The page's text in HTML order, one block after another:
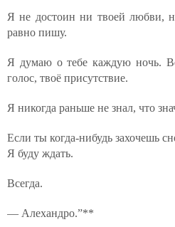
Я не достоин ни твоей любви,
равно пишу.
Я думаю о тебе каждую ночь.
голос, твоё присутствие.
Я никогда раньше не знал, что
Если ты когда-нибудь захочешь
Я буду ждать.
Всегда.
— Алехандро.”**